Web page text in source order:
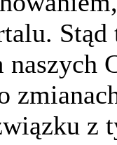
z